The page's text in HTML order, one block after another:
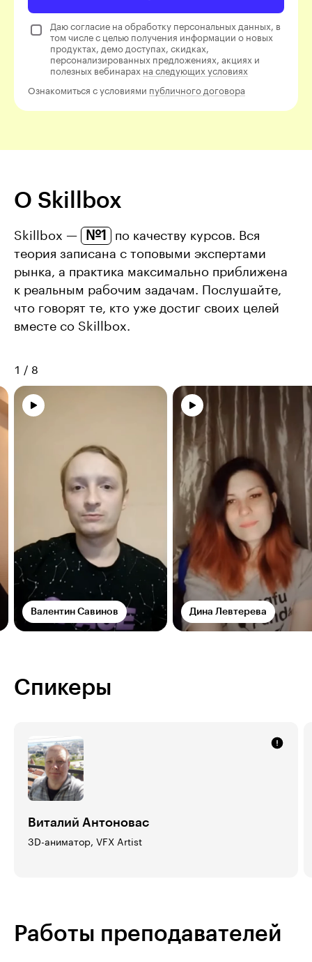
Даю согласие на обработку персональных данных, в
том числе с целью получения информации о новых
продуктах, демо доступах, скидках,
персонализированных предложениях, акциях и
полезных вебинарах на следующих условиях
Ознакомиться с условиями публичного договора
О Skillbox
Skillbox — №1
по качеству курсов. Вся
теория записана с топовыми экспертами
рынка, а практика максимально приближена
к реальным рабочим задачам. Послушайте,
что говорят те, кто уже достиг своих целей
вместе со Skillbox.
1 / 8
Валентин Савинов Дина Левтерева
Спикеры
Виталий Антоновас
3D-аниматор, VFX Artist
Работы преподавателей